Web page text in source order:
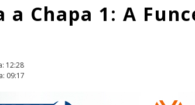
a Chapa 1: A
12:28
09:17